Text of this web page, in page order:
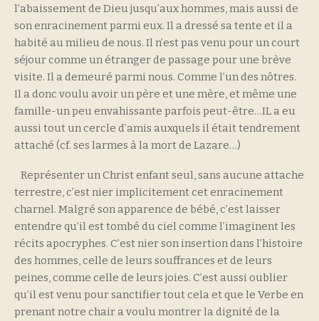
l’abaissement de Dieu jusqu’aux hommes, mais aussi de
son enracinement parmi eux. Il a dressé sa tente et il a
habité au milieu de nous. Il n’est pas venu pour un court
séjour comme un étranger de passage pour une brève
visite. Il a demeuré parmi nous. Comme l’un des nôtres.
Il a donc voulu avoir un père et une mère, et même une
famille-un peu envahissante parfois peut-être…IL a eu
aussi tout un cercle d’amis auxquels il était tendrement
attaché (cf. ses larmes à la mort de Lazare…)
Représenter un Christ enfant seul, sans aucune attache
terrestre, c’est nier implicitement cet enracinement
charnel. Malgré son apparence de bébé, c’est laisser
entendre qu’il est tombé du ciel comme l’imaginent les
récits apocryphes. C’est nier son insertion dans l’histoire
des hommes, celle de leurs souffrances et de leurs
peines, comme celle de leurs joies. C’est aussi oublier
qu’il est venu pour sanctifier tout cela et que le Verbe en
prenant notre chair a voulu montrer la dignité de la